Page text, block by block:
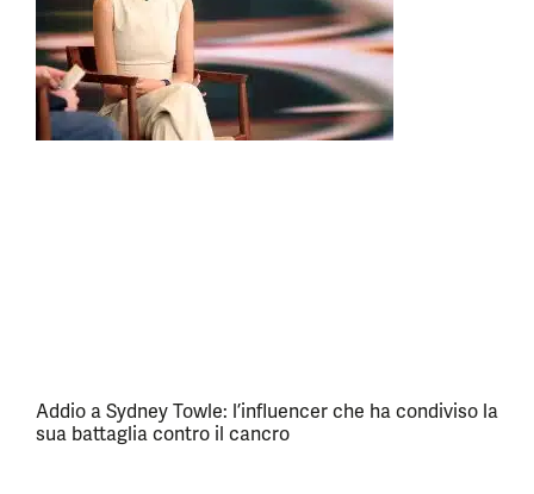
Addio a Sydney Towle: l’influencer che ha condiviso la
sua battaglia contro il cancro